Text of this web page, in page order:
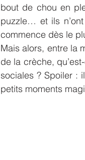
bout de chou en
puzzle… et ils
commence dès le
Mais alors, entre la
de la crèche,
sociales ? Spoiler :
petits moments